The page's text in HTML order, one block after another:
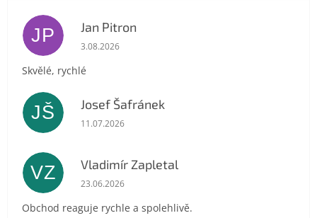
JP Jan Pitron
Hodnocení obchodu je 5 z 5 hvězdiček.
3.08.2026
Skvělé, rychlé
JŠ Josef Šafránek
Hodnocení obchodu je 5 z 5 hvězdiček.
11.07.2026
VZ Vladimír Zapletal
Hodnocení obchodu je 5 z 5 hvězdiček.
23.06.2026
Obchod reaguje rychle a spolehlivě.